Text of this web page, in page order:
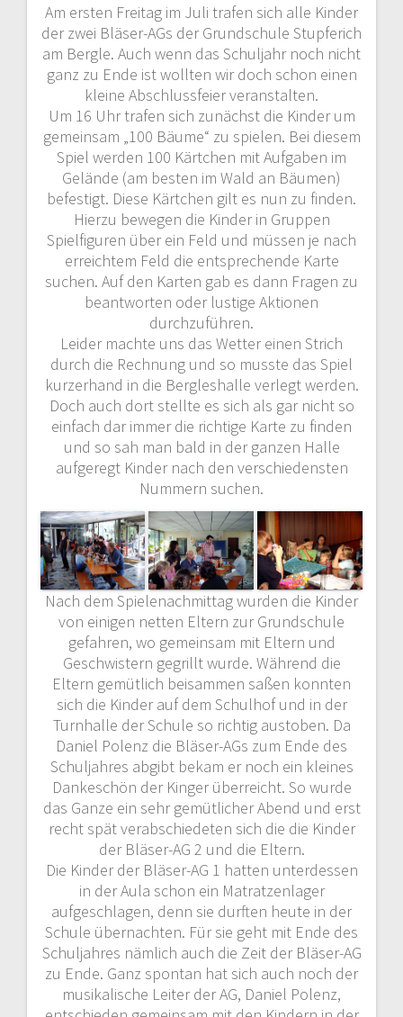
Am ersten Freitag im Juli trafen sich alle Kinder
der zwei Bläser-AGs der Grundschule Stupferich
am Bergle. Auch wenn das Schuljahr noch nicht
ganz zu Ende ist wollten wir doch schon einen
kleine Abschlussfeier veranstalten.
Um 16 Uhr trafen sich zunächst die Kinder um
gemeinsam „100 Bäume“ zu spielen. Bei diesem
Spiel werden 100 Kärtchen mit Aufgaben im
Gelände (am besten im Wald an Bäumen)
befestigt. Diese Kärtchen gilt es nun zu finden.
Hierzu bewegen die Kinder in Gruppen
Spielfiguren über ein Feld und müssen je nach
erreichtem Feld die entsprechende Karte
suchen. Auf den Karten gab es dann Fragen zu
beantworten oder lustige Aktionen
durchzuführen.
Leider machte uns das Wetter einen Strich
durch die Rechnung und so musste das Spiel
kurzerhand in die Bergleshalle verlegt werden.
Doch auch dort stellte es sich als gar nicht so
einfach dar immer die richtige Karte zu finden
und so sah man bald in der ganzen Halle
aufgeregt Kinder nach den verschiedensten
Nummern suchen.
Nach dem Spielenachmittag wurden die Kinder
von einigen netten Eltern zur Grundschule
gefahren, wo gemeinsam mit Eltern und
Geschwistern gegrillt wurde. Während die
Eltern gemütlich beisammen saßen konnten
sich die Kinder auf dem Schulhof und in der
Turnhalle der Schule so richtig austoben. Da
Daniel Polenz die Bläser-AGs zum Ende des
Schuljahres abgibt bekam er noch ein kleines
Dankeschön der Kinger überreicht. So wurde
das Ganze ein sehr gemütlicher Abend und erst
recht spät verabschiedeten sich die die Kinder
der Bläser-AG 2 und die Eltern.
Die Kinder der Bläser-AG 1 hatten unterdessen
in der Aula schon ein Matratzenlager
aufgeschlagen, denn sie durften heute in der
Schule übernachten. Für sie geht mit Ende des
Schuljahres nämlich auch die Zeit der Bläser-AG
zu Ende. Ganz spontan hat sich auch noch der
musikalische Leiter der AG, Daniel Polenz,